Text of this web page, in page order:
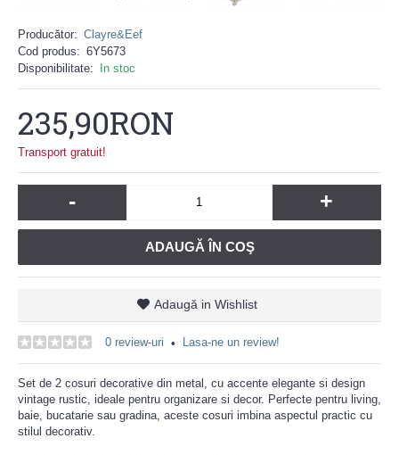
Producător: Clayre&Eef
Cod produs: 6Y5673
Disponibilitate:
In stoc
235,90RON
Transport gratuit!
- +
ADAUGĂ ÎN COŞ
Adaugă in Wishlist
0 review-uri • Lasa-ne un review!
Set de 2 cosuri decorative din metal, cu accente elegante si design
vintage rustic, ideale pentru organizare si decor. Perfecte pentru living,
baie, bucatarie sau gradina, aceste cosuri imbina aspectul practic cu
stilul decorativ.